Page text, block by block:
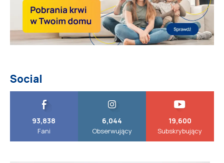
Social
93,838
Fani
6,044
Obserwujący
19,600
Subskrybujący